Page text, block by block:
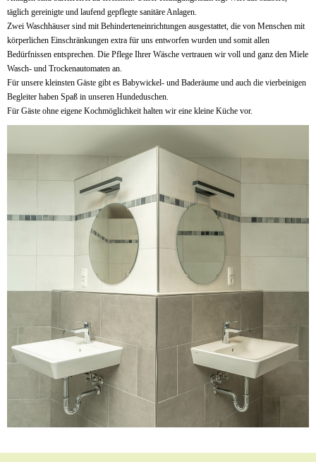
täglich gereinigte und laufend gepflegte sanitäre Anlagen.
Zwei Waschhäuser sind mit Behinderteneinrichtungen ausgestattet, die von Menschen mit
körperlichen Einschränkungen extra für uns entworfen wurden und somit allen
Bedürfnissen entsprechen. Die Pflege Ihrer Wäsche vertrauen wir voll und ganz den Miele
Wasch- und Trockenautomaten an.
Für unsere kleinsten Gäste gibt es Babywickel- und Baderäume und auch die vierbeinigen
Begleiter haben Spaß in unseren Hundeduschen.
Für Gäste ohne eigene Kochmöglichkeit halten wir eine kleine Küche vor.